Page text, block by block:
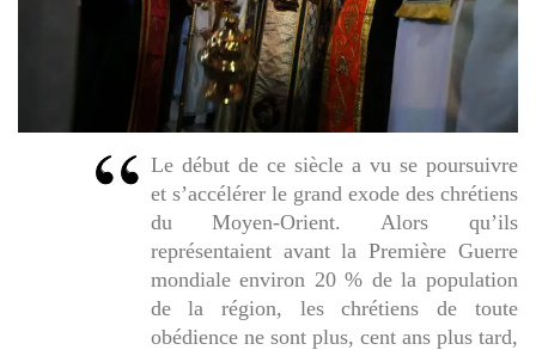
Le début de ce siècle a vu se poursuivre
et s’accélérer le grand exode des chrétiens
du Moyen-Orient. Alors qu’ils
représentaient avant la Première Guerre
mondiale environ 20 % de la population
de la région, les chrétiens de toute
obédience ne sont plus, cent ans plus tard,